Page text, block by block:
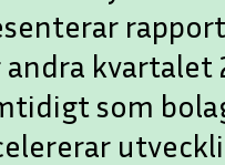
kvartalet
som